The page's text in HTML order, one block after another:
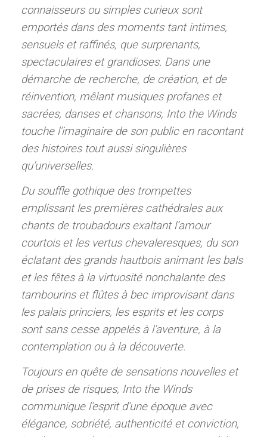
connaisseurs ou simples curieux sont
emportés dans des moments tant intimes,
sensuels et raffinés, que surprenants,
spectaculaires et grandioses. Dans une
démarche de recherche, de création, et de
réinvention, mêlant musiques profanes et
sacrées, danses et chansons, Into the Winds
touche l’imaginaire de son public en racontant
des histoires tout aussi singulières
qu’universelles.
Du souffle gothique des trompettes
emplissant les premières cathédrales aux
chants de troubadours exaltant l’amour
courtois et les vertus chevaleresques, du son
éclatant des grands hautbois animant les bals
et les fêtes à la virtuosité nonchalante des
tambourins et flûtes à bec improvisant dans
les palais princiers, les esprits et les corps
sont sans cesse appelés à l’aventure, à la
contemplation ou à la découverte.
Toujours en quête de sensations nouvelles et
de prises de risques, Into the Winds
communique l’esprit d’une époque avec
élégance, sobriété, authenticité et conviction,